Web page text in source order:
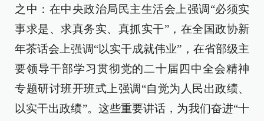
之中：在中央政治局民主生活会上强调“必须实
事求是、求真务实、真抓实干”，在全国政协新
年茶话会上强调“以实干成就伟业”，在省部级主
要领导干部学习贯彻党的二十届四中全会精神
专题研讨班开班式上强调“自觉为人民出政绩、
以实干出政绩”。这些重要讲话，为我们奋进“十